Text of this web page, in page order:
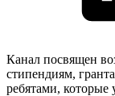
Канал посвящен
стипендиям,
ребятами, которые